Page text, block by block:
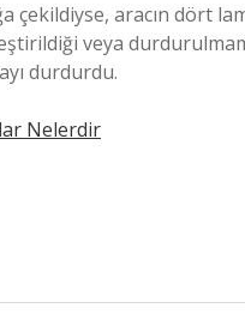
çekildiyse, aracın dört
veya
durdurdu.
Nelerdir